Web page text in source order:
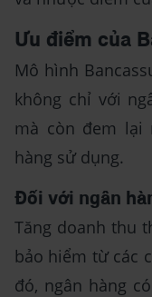
Ưu điểm của
Mô hình
không chỉ với
mà còn đem lại
hàng sử dụng.
Đối với ngân
Tăng doanh thu
bảo hiểm từ các
đó, ngân hàng